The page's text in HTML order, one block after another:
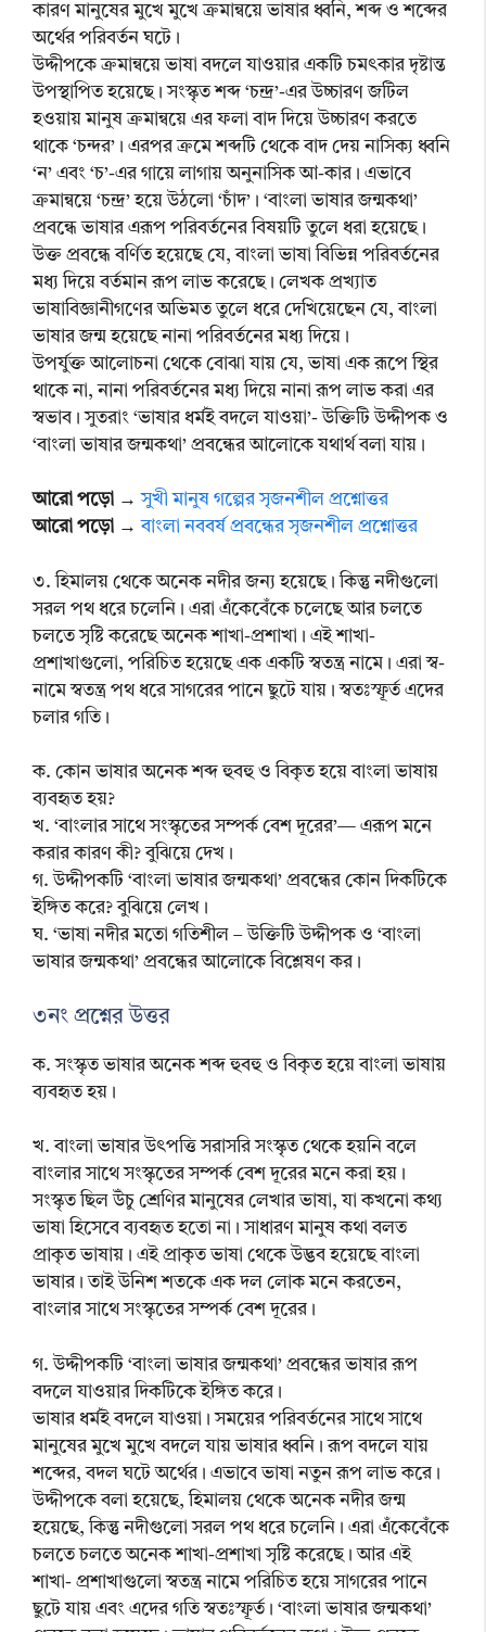
কারণ মানুষের মুখে মুখে ক্রমান্বয়ে ভাষার ধ্বনি, শব্দ ও শব্দের
অর্থের পরিবর্তন ঘটে।
উদ্দীপকে ক্রমান্বয়ে ভাষা বদলে যাওয়ার একটি চমৎকার দৃষ্টান্ত
উপস্থাপিত হয়েছে। সংস্কৃত শব্দ ‘চন্দ্র’-এর উচ্চারণ জটিল
হওয়ায় মানুষ ক্রমান্বয়ে এর ফলা বাদ দিয়ে উচ্চারণ করতে
থাকে ‘চন্দর’। এরপর ক্রমে শব্দটি থেকে বাদ দেয় নাসিক্য ধ্বনি
‘ন’ এবং ‘চ’-এর গায়ে লাগায় অনুনাসিক আ-কার। এভাবে
ক্রমান্বয়ে ‘চন্দ্র’ হয়ে উঠলো ‘চাঁদ’। ‘বাংলা ভাষার জন্মকথা’
প্রবন্ধে ভাষার এরূপ পরিবর্তনের বিষয়টি তুলে ধরা হয়েছে।
উক্ত প্রবন্ধে বর্ণিত হয়েছে যে, বাংলা ভাষা বিভিন্ন পরিবর্তনের
মধ্য দিয়ে বর্তমান রূপ লাভ করেছে। লেখক প্রখ্যাত
ভাষাবিজ্ঞানীগণের অভিমত তুলে ধরে দেখিয়েছেন যে, বাংলা
ভাষার জন্ম হয়েছে নানা পরিবর্তনের মধ্য দিয়ে।
উপর্যুক্ত আলোচনা থেকে বোঝা যায় যে, ভাষা এক রূপে স্থির
থাকে না, নানা পরিবর্তনের মধ্য দিয়ে নানা রূপ লাভ করা এর
স্বভাব। সুতরাং ‘ভাষার ধর্মই বদলে যাওয়া’- উক্তিটি উদ্দীপক ও
‘বাংলা ভাষার জন্মকথা’ প্রবন্ধের আলোকে যথার্থ বলা যায়।
আরো পড়ো →সুখী মানুষ গল্পের সৃজনশীল প্রশ্নোত্তর
আরো পড়ো → বাংলা নববর্ষ প্রবন্ধের সৃজনশীল প্রশ্নোত্তর
৩. হিমালয় থেকে অনেক নদীর জন্য হয়েছে। কিন্তু নদীগুলো
সরল পথ ধরে চলেনি। এরা এঁকেবেঁকে চলেছে আর চলতে
চলতে সৃষ্টি করেছে অনেক শাখা-প্রশাখা। এই শাখা-
প্রশাখাগুলো, পরিচিত হয়েছে এক একটি স্বতন্ত্র নামে। এরা স্ব-
নামে স্বতন্ত্র পথ ধরে সাগরের পানে ছুটে যায়। স্বতঃস্ফূর্ত এদের
চলার গতি।
ক. কোন ভাষার অনেক শব্দ হুবহু ও বিকৃত হয়ে বাংলা ভাষায়
ব্যবহৃত হয়?
খ. ‘বাংলার সাথে সংস্কৃতের সম্পর্ক বেশ দূরের’— এরূপ মনে
করার কারণ কী? বুঝিয়ে দেখ।
গ. উদ্দীপকটি ‘বাংলা ভাষার জন্মকথা’ প্রবন্ধের কোন দিকটিকে
ইঙ্গিত করে? বুঝিয়ে লেখ।
ঘ. ‘ভাষা নদীর মতো গতিশীল – উক্তিটি উদ্দীপক ও ‘বাংলা
ভাষার জন্মকথা’ প্রবন্ধের আলোকে বিশ্লেষণ কর।
৩নং প্রশ্নের উত্তর
ক. সংস্কৃত ভাষার অনেক শব্দ হুবহু ও বিকৃত হয়ে বাংলা ভাষায়
ব্যবহৃত হয়।
খ. বাংলা ভাষার উৎপত্তি সরাসরি সংস্কৃত থেকে হয়নি বলে
বাংলার সাথে সংস্কৃতের সম্পর্ক বেশ দূরের মনে করা হয়।
সংস্কৃত ছিল উঁচু শ্রেণির মানুষের লেখার ভাষা, যা কখনো কথ্য
ভাষা হিসেবে ব্যবহৃত হতো না। সাধারণ মানুষ কথা বলত
প্রাকৃত ভাষায়। এই প্রাকৃত ভাষা থেকে উদ্ভব হয়েছে বাংলা
ভাষার। তাই উনিশ শতকে এক দল লোক মনে করতেন,
বাংলার সাথে সংস্কৃতের সম্পর্ক বেশ দূরের।
গ. উদ্দীপকটি ‘বাংলা ভাষার জন্মকথা’ প্রবন্ধের ভাষার রূপ
বদলে যাওয়ার দিকটিকে ইঙ্গিত করে।
ভাষার ধর্মই বদলে যাওয়া। সময়ের পরিবর্তনের সাথে সাথে
মানুষের মুখে মুখে বদলে যায় ভাষার ধ্বনি। রূপ বদলে যায়
শব্দের, বদল ঘটে অর্থের। এভাবে ভাষা নতুন রূপ লাভ করে।
উদ্দীপকে বলা হয়েছে, হিমালয় থেকে অনেক নদীর জন্ম
হয়েছে, কিন্তু নদীগুলো সরল পথ ধরে চলেনি। এরা এঁকেবেঁকে
চলতে চলতে অনেক শাখা-প্রশাখা সৃষ্টি করেছে। আর এই
শাখা- প্রশাখাগুলো স্বতন্ত্র নামে পরিচিত হয়ে সাগরের পানে
ছুটে যায় এবং এদের গতি স্বতঃস্ফূর্ত। ‘বাংলা ভাষার জন্মকথা’